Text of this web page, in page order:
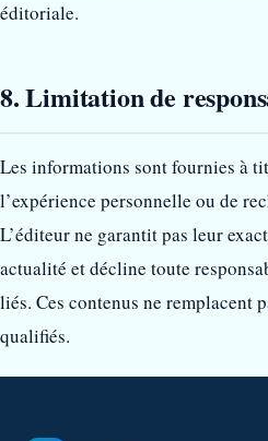
éditoriale.
8. Limitation de
Les informations sont fournies à
l’expérience personnelle ou de
L’éditeur ne garantit pas leur
actualité et décline toute
liés. Ces contenus ne remplacent
qualifiés.